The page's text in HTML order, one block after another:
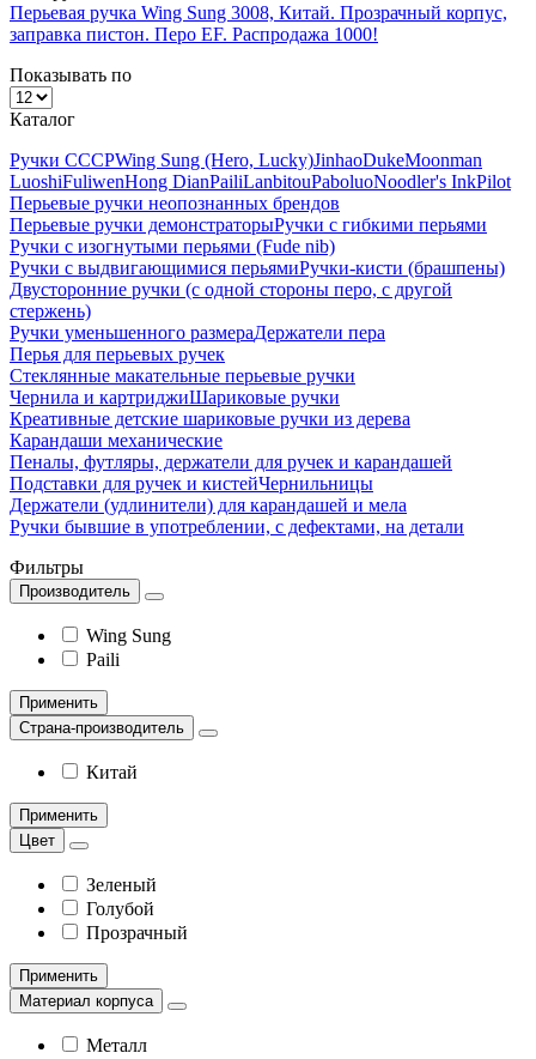
Перьевая ручка Wing Sung 3008, Китай. Прозрачный корпус,
заправка пистон. Перо EF. Распродажа 1000!
Показывать по
Каталог
Ручки СССРWing Sung (Hero, Lucky)JinhaoDukeMoonman
LuoshiFuliwenHong DianPailiLanbitouPaboluoNoodler's InkPilot
Перьевые ручки неопознанных брендов
Перьевые ручки демонстраторыРучки с гибкими перьями
Ручки с изогнутыми перьями (Fude nib)
Ручки с выдвигающимися перьямиРучки-кисти (брашпены)
Двусторонние ручки (с одной стороны перо, с другой
стержень)
Ручки уменьшенного размераДержатели пера
Перья для перьевых ручек
Стеклянные макательные перьевые ручки
Чернила и картриджиШариковые ручки
Креативные детские шариковые ручки из дерева
Карандаши механические
Пеналы, футляры, держатели для ручек и карандашей
Подставки для ручек и кистейЧернильницы
Держатели (удлинители) для карандашей и мела
Ручки бывшие в употреблении, с дефектами, на детали
Фильтры
Производитель
Wing Sung
Paili
Применить
Страна-производитель
Китай
Применить
Цвет
Зеленый
Голубой
Прозрачный
Применить
Материал корпуса
Металл